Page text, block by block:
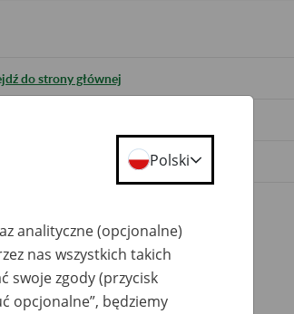
do strony głównej
Polski
analityczne (opcjonalne)
nas wszystkich takich
swoje zgody (przycisk
opcjonalne”, będziemy